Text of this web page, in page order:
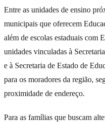
Entre as unidades de ensino
municipais que oferecem
além de escolas estaduais com
unidades vinculadas à
e à Secretaria de Estado de
para os moradores da região,
proximidade de endereço.
Para as famílias que buscam